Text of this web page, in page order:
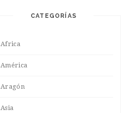
CATEGORÍAS
Africa
América
Aragón
Asia